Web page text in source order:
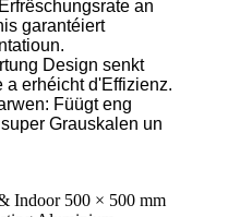
an
garantéiert
Design senkt
a erhéicht d'Effizienz.
Füügt eng
Grauskalen un